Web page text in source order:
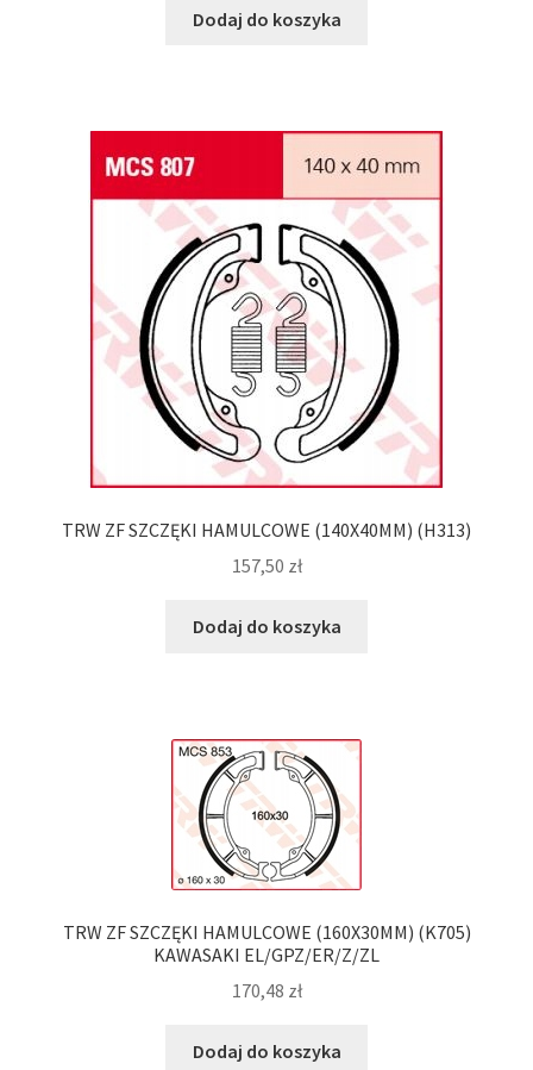
Dodaj do koszyka
TRW ZF SZCZĘKI HAMULCOWE (140X40MM) (H313)
157,50 zł
Dodaj do koszyka
TRW ZF SZCZĘKI HAMULCOWE (160X30MM) (K705)
KAWASAKI EL/GPZ/ER/Z/ZL
170,48 zł
Dodaj do koszyka